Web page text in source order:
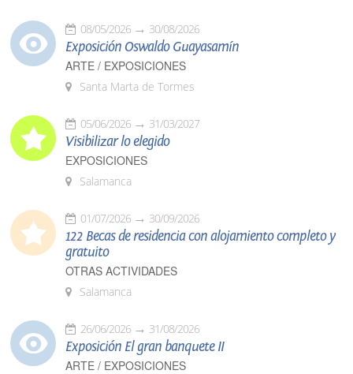
08/05/2026 30/08/2026
Exposición Oswaldo Guayasamín
ARTE / EXPOSICIONES
Santa Marta de Tormes
05/06/2026 31/03/2027
Visibilizar lo elegido
EXPOSICIONES
Salamanca
01/07/2026 30/09/2026
122 Becas de residencia con alojamiento completo y
gratuito
OTRAS ACTIVIDADES
Salamanca
26/06/2026 31/08/2026
Exposición El gran banquete II
ARTE / EXPOSICIONES